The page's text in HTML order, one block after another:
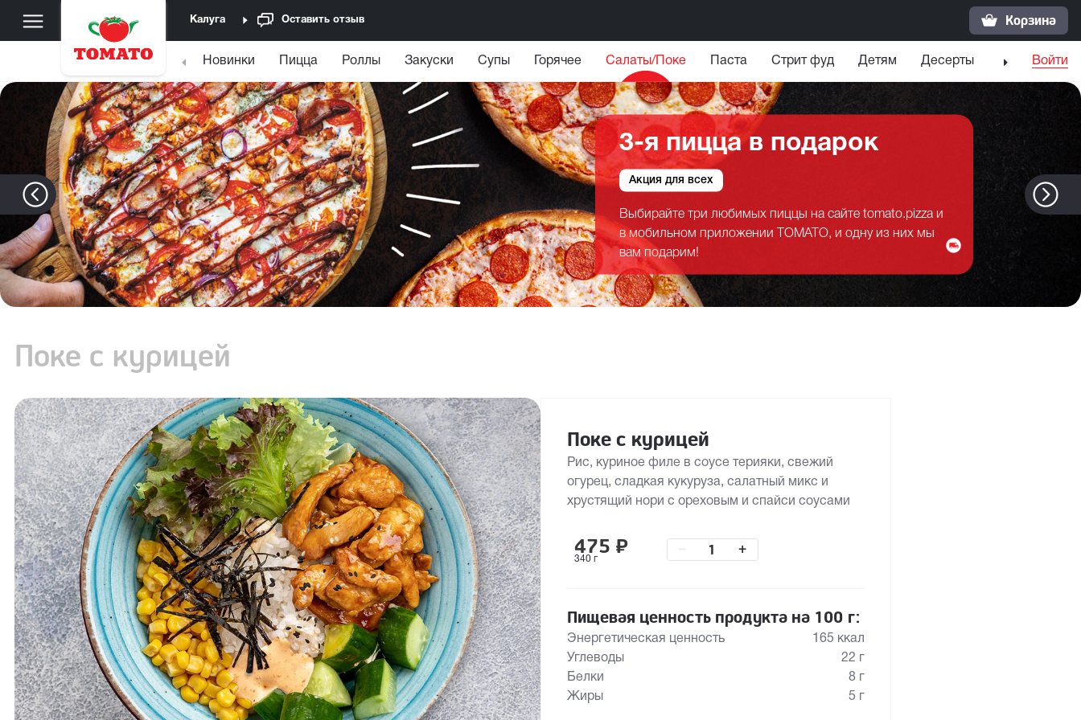
Калуга Оставить отзыв Корзина
Новинки Пицца Роллы Закуски Супы Горячее Салаты/Поке Паста Стрит фуд Детям Десерты НапиткиВойти
3-я пицца в подарок
Акция для всех
Выбирайте три любимых пиццы на сайте tomato.pizza и
в мобильном приложении TOMATO, и одну из них мы
вам подарим!
Поке с курицей
Поке с курицей
Рис, куриное филе в соусе терияки, свежий
огурец, сладкая кукуруза, салатный микс и
хрустящий нори с ореховым и спайси соусами
475 ₽
340 г
+
Пищевая ценность продукта на 100 г:
Энергетическая ценность
165 ккал
Углеводы
22 г
Белки
8 г
Жиры
5 г